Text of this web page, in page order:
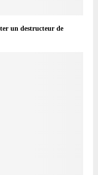
un destructeur de